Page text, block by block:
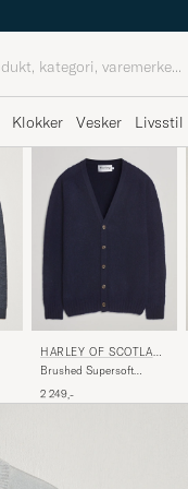
Klokker Vesker Livsstil
HARLEY OF SCOTLAN
D
Brushed Supersoft
Navy
2 249,-